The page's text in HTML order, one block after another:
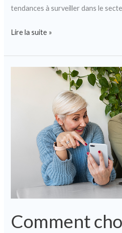
tendances à surveiller dans le
Lire la suite »
Comment